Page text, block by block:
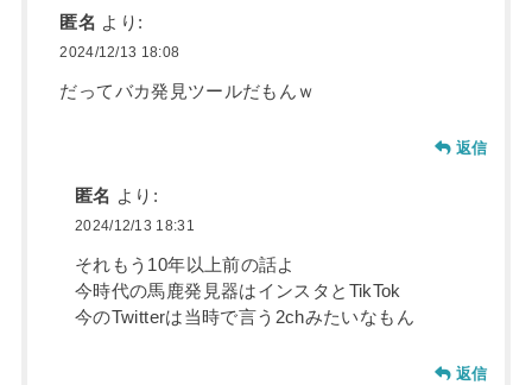
匿名 より:
2024/12/13 18:08
だってバカ発見ツールだもんｗ
返信
匿名 より:
2024/12/13 18:31
それもう10年以上前の話よ
今時代の馬鹿発見器はインスタとTikTok
今のTwitterは当時で言う2chみたいなもん
返信